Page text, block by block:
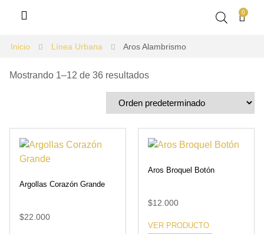
0
Inicio Línea Urbana Aros Alambrismo
Mostrando 1–12 de 36 resultados
Argollas Corazón Grande
$22.000
Aros Broquel Botón
$12.000
VER PRODUCTO